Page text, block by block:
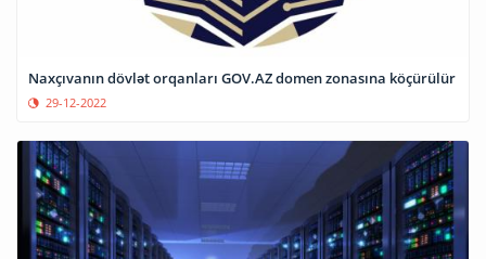
Naxçıvanın dövlət orqanları GOV.AZ domen zonasına köçürülür
29-12-2022